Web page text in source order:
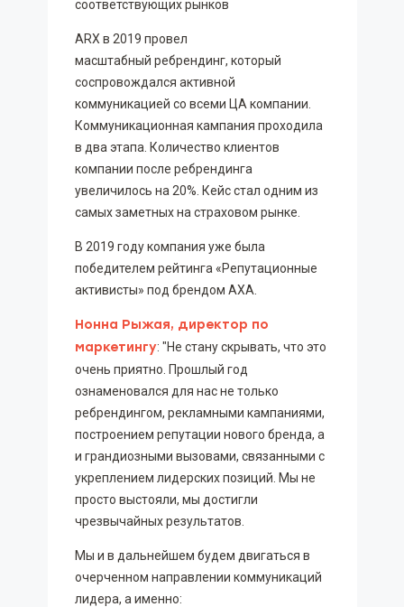
соответствующих рынков
ARX в 2019 провел
масштабный ребрендинг, который
соспровождался активной
коммуникацией со всеми ЦА компании.
Коммуникационная кампания проходила
в два этапа. Количество клиентов
компании после ребрендинга
увеличилось на 20%. Кейс стал одним из
самых заметных на страховом рынке.
В 2019 году компания уже была
победителем рейтинга «Репутационные
активисты» под брендом AXA.
Нонна Рыжая, директор по
маркетингу: "Не стану скрывать, что это
очень приятно. Прошлый год
ознаменовался для нас не только
ребрендингом, рекламными кампаниями,
построением репутации нового бренда, а
и грандиозными вызовами, связанными с
укреплением лидерских позиций. Мы не
просто выстояли, мы достигли
чрезвычайных результатов.
Мы и в дальнейшем будем двигаться в
очерченном направлении коммуникаций
лидера, а именно: